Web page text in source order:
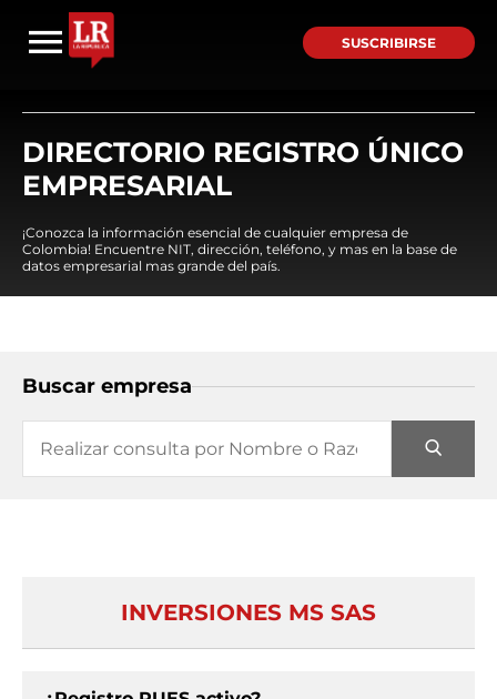
SUSCRIBIRSE
DIRECTORIO REGISTRO ÚNICO
EMPRESARIAL
¡Conozca la información esencial de cualquier empresa de
Colombia! Encuentre NIT, dirección, teléfono, y mas en la base de
datos empresarial mas grande del país.
Buscar empresa
INVERSIONES MS SAS